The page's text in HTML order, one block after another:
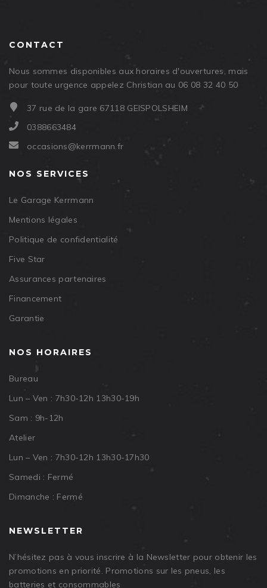
CONTACT
Nous sommes disponibles aux horaires d'ouvertures, mais
pour toute urgence appelez Christian au 06 08 32 40 50
37 rue de la gare 67118 GEISPOLSHEIM
0388663484
occasions@kerrmann.fr
NOS SERVICES
Le Garage Kerrmann
Mentions légales
Politique de confidentialité
Five Star
Assurances partenaires
Financement
Garantie
NOS HORAIRES
Bureau
Lun – Ven : 7h30-12h 13h30-19h
Sam : 9h-12h
Atelier
Lun – Ven : 7h30-12h 13h30-17h30
Samedi : Fermé
Dimanche : Fermé
NEWSLETTER
N’hésitez pas à vous inscrire à la Newsletter pour obtenir les
promotions en priorité. Promotions sur les pneus, les
batteries et consommables